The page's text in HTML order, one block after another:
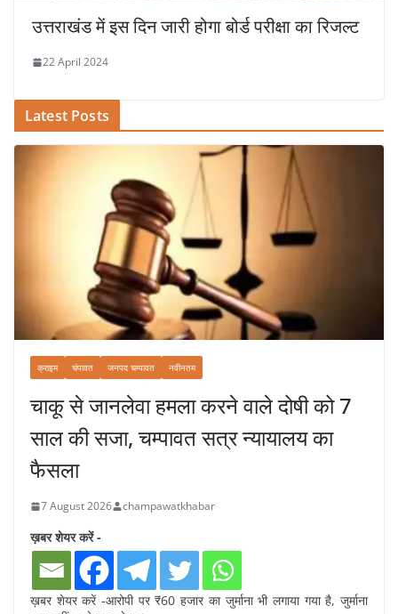
उत्तराखंड में इस दिन जारी होगा बोर्ड परीक्षा का रिजल्ट
22 April 2024
Latest Posts
क्राइम चंपावत जनपद चम्पावत नवीनतम
चाकू से जानलेवा हमला करने वाले दोषी को 7
साल की सजा, चम्पावत सत्र न्यायालय का
फैसला
7 August 2026 champawatkhabar
ख़बर शेयर करें -
ख़बर शेयर करें -आरोपी पर ₹60 हजार का जुर्माना भी लगाया गया है, जुर्माना